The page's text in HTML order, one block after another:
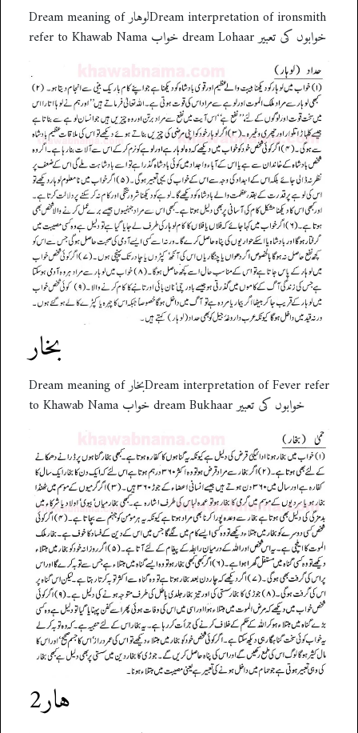
Dream meaning of لوہارDream interpretation of ironsmith
refer to Khawab Nama خواب dream Lohaar خوابوں کی تعبیر
بخار
Dream meaning of بخارDream interpretation of Fever refer
to Khawab Nama خواب dream Bukhaar خوابوں کی تعبیر
ہار2